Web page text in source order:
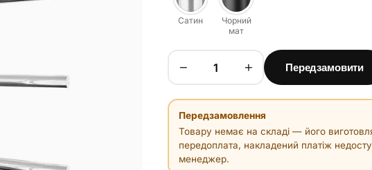
Сатин
Чорний
мат
− + Передзамовити
Передзамовлення
Товару немає на складі — його
передоплата, накладений платіж
менеджер.